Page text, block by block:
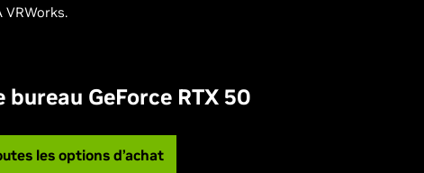
GeForce RTX 50
les options d’achat